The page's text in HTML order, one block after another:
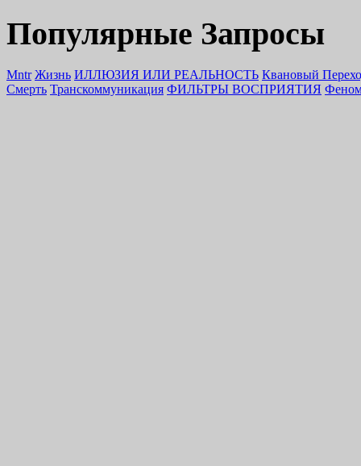
Популярные Запросы
Mntr Жизнь ИЛЛЮЗИЯ ИЛИ РЕАЛЬНОСТЬ Квановый
Смерть Транскоммуникация ФИЛЬТРЫ ВОСПРИЯТИЯ